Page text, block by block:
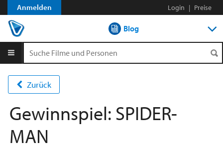
Anmelden Login | Preise
Blog
Shop
Zurück
Gewinnspiel: SPIDER-
MAN